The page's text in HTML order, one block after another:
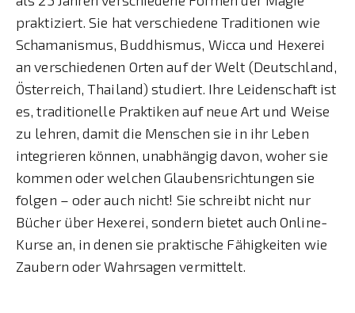
praktiziert. Sie hat verschiedene Traditionen wie
Schamanismus, Buddhismus, Wicca und Hexerei
an verschiedenen Orten auf der Welt (Deutschland,
Österreich, Thailand) studiert. Ihre Leidenschaft ist
es, traditionelle Praktiken auf neue Art und Weise
zu lehren, damit die Menschen sie in ihr Leben
integrieren können, unabhängig davon, woher sie
kommen oder welchen Glaubensrichtungen sie
folgen – oder auch nicht! Sie schreibt nicht nur
Bücher über Hexerei, sondern bietet auch Online-
Kurse an, in denen sie praktische Fähigkeiten wie
Zaubern oder Wahrsagen vermittelt.